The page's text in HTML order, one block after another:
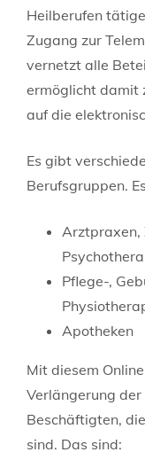
Heilberufen
Zugang zur
vernetzt alle
ermöglicht damit
auf die
Es gibt
Berufsgruppen.
Arztpraxen,
Pflege-,
Apotheken
Mit diesem
Verlängerung
Beschäftigten,
sind. Das sind: